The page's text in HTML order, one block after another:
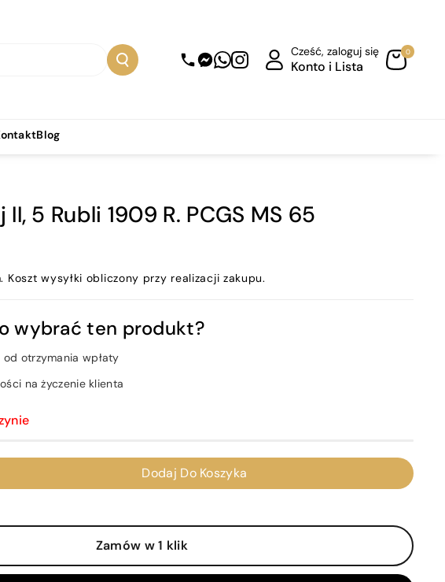
Cześć, zaloguj się
Konto i Lista
0
Blog
II, 5 Rubli 1909 R. PCGS MS 65
Koszt wysyłki obliczony przy realizacji zakupu.
wybrać ten produkt?
otrzymania wpłaty
na życzenie klienta
Dodaj Do Koszyka
Zamów w 1 klik